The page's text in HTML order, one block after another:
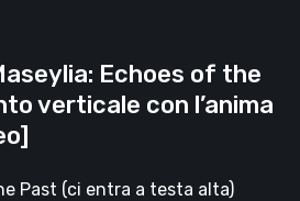
Echoes of the
verticale con l’anima
Past (ci entra a testa alta)